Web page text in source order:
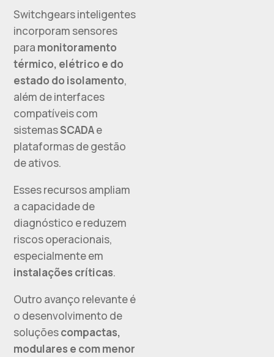
Switchgears inteligentes
incorporam sensores
para monitoramento
térmico, elétrico e do
estado do isolamento,
além de interfaces
compatíveis com
sistemasSCADAe
plataformas de gestão
de ativos.
Esses recursos ampliam
a capacidade de
diagnóstico e reduzem
riscos operacionais,
especialmente em
instalações críticas.
Outro avanço relevante é
o desenvolvimento de
soluçõescompactas,
modulares e com menor